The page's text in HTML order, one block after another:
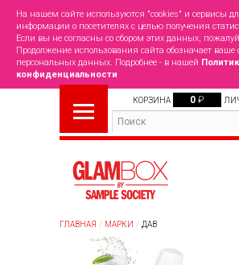
На нашем сайте используются "cookies" и сервисы
информации о посетителях с целью получения
Если вы не согласны со сбором этих данных,
Продолжение использования сайта обозначает ваше
персональных данных. Подробнее - в нашей
конфиденциальности
КОРЗИНА 0 ₽
ГЛАВНАЯ МАРКИ ДАВ